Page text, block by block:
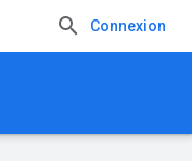
Connexion